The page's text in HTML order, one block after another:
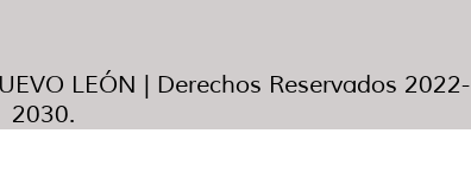
LEÓN | Derechos Reservados 2022-
2030.